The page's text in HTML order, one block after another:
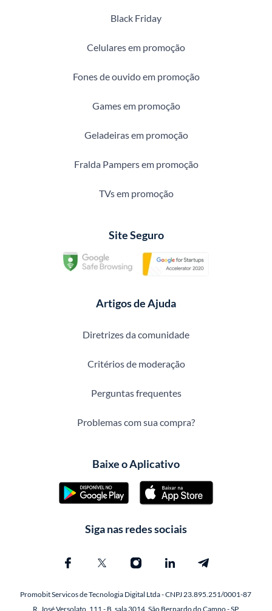
Black Friday
Celulares em promoção
Fones de ouvido em promoção
Games em promoção
Geladeiras em promoção
Fralda Pampers em promoção
TVs em promoção
Site Seguro
Artigos de Ajuda
Diretrizes da comunidade
Critérios de moderação
Perguntas frequentes
Problemas com sua compra?
Baixe o Aplicativo
Siga nas redes sociais
Promobit Servicos de Tecnologia Digital Ltda - CNPJ 23.895.251/0001-87
R. José Versolato, 111 - B, sala 3014, São Bernardo do Campo - SP